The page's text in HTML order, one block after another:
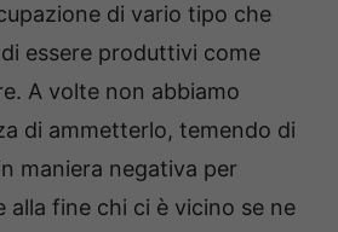
di vario tipo che
essere produttivi come
A volte non abbiamo
di ammetterlo, temendo di
maniera negativa per
alla fine chi ci è vicino se ne